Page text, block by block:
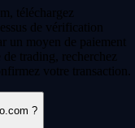
vous soyez déjà un
: le portefeuille